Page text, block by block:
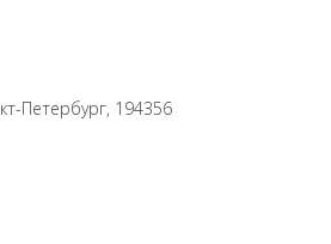
Петербург, 194356